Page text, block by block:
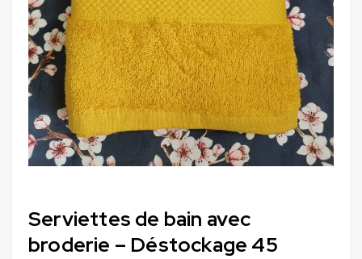
Serviettes de bain avec
broderie – Déstockage 45